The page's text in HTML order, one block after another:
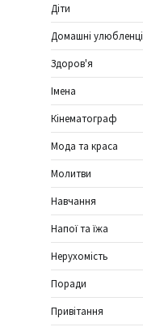
Діти
Домашні улюбленці
Здоров'я
Імена
Кінематограф
Мода та краса
Молитви
Навчання
Напої та їжа
Нерухомість
Поради
Привітання